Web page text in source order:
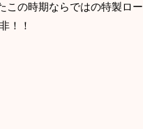
この時期ならではの特製ロー
！！